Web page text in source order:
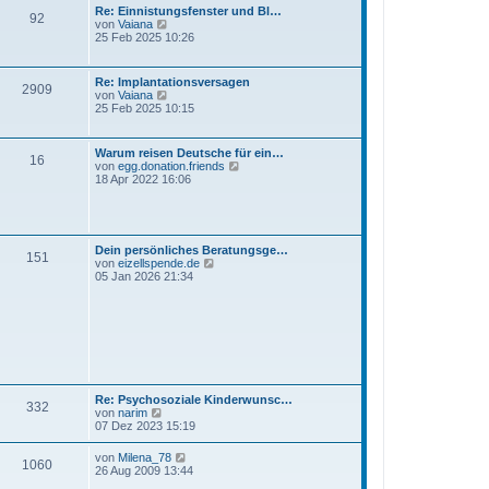
e
i
t
92
Re: Einnistungsfenster und Bl…
von Vaiana
e
s
t
e
r
e
i
t
r
25 Feb 2025 10:26
2909
Re: Implantationsversagen
von Vaiana
e
t
e
r
t
r
a
g
25 Feb 2025 10:15
16
Warum reisen Deutsche für ein…
von egg.donation.friends
r
18 Apr 2022 16:06
151
Dein persönliches Beratungsge…
von eizellspende.de
i
t
g
05 Jan 2026 21:34
332
Re: Psychosoziale Kinderwunsc…
von narim
e
e
s
t
07 Dez 2023 15:19
1060 von Milena_78
e
26 Aug 2009 13:44